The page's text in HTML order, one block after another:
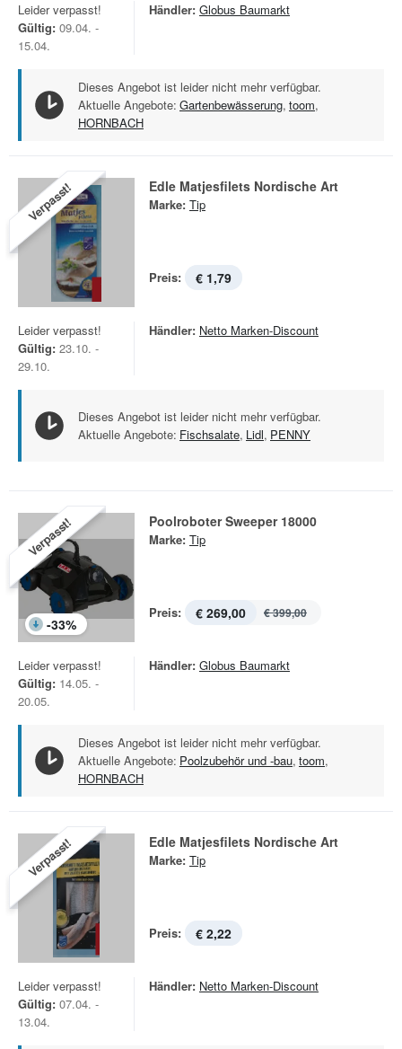
Leider verpasst!
Gültig: 09.04. -
15.04.
Händler: Globus Baumarkt
Dieses Angebot ist leider nicht mehr verfügbar.
Aktuelle Angebote: Gartenbewässerung, toom,
HORNBACH
Verpasst! Edle Matjesfilets Nordische Art
Marke: Tip
Preis: € 1,79
Leider verpasst!
Gültig: 23.10. -
29.10.
Händler: Netto Marken-Discount
Dieses Angebot ist leider nicht mehr verfügbar.
Aktuelle Angebote: Fischsalate, Lidl, PENNY
Verpasst!
-33%
Poolroboter Sweeper 18000
Marke: Tip
Preis: € 269,00 € 399,00
Leider verpasst!
Gültig: 14.05. -
20.05.
Händler: Globus Baumarkt
Dieses Angebot ist leider nicht mehr verfügbar.
Aktuelle Angebote: Poolzubehör und -bau, toom,
HORNBACH
Verpasst! Edle Matjesfilets Nordische Art
Marke: Tip
Preis: € 2,22
Leider verpasst!
Gültig: 07.04. -
13.04.
Händler: Netto Marken-Discount